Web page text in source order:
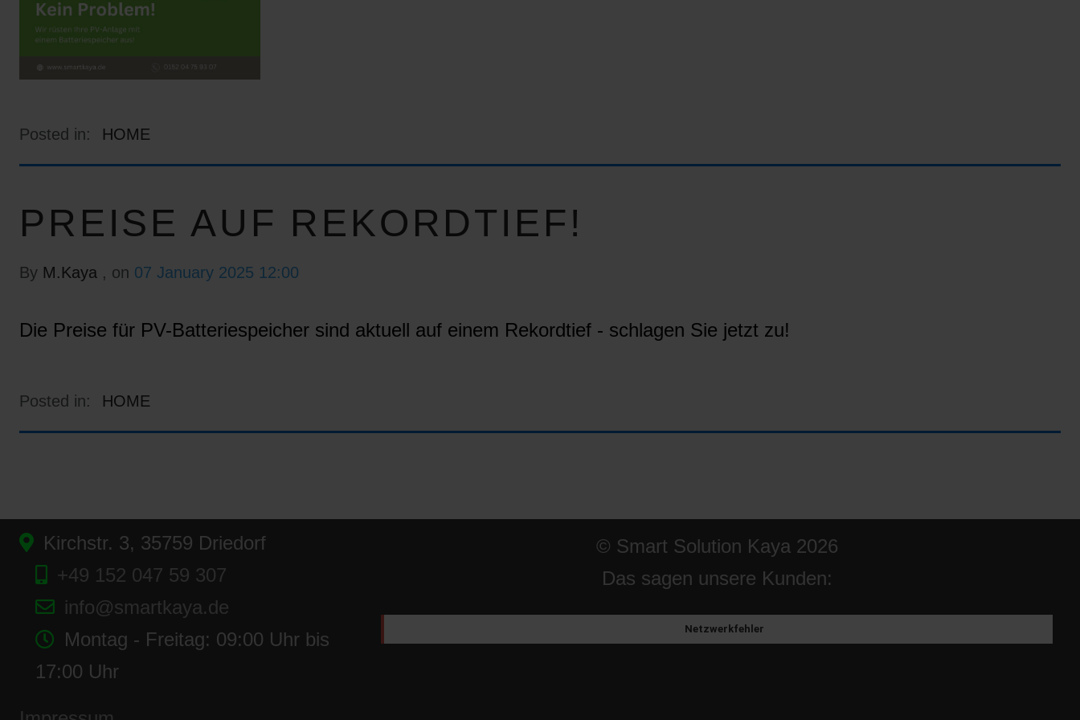
Posted in: HOME
PREISE AUF REKORDTIEF!
By M.Kaya , on 07 January 2025 12:00
Die Preise für PV-Batteriespeicher sind aktuell auf einem Rekordtief - schlagen Sie jetzt zu!
Posted in: HOME
Kirchstr. 3, 35759 Driedorf
+49 152 047 59 307
info@smartkaya.de
Montag - Freitag: 09:00 Uhr bis
17:00 Uhr
© Smart Solution Kaya 2026
Das sagen unsere Kunden:
Netzwerkfehler